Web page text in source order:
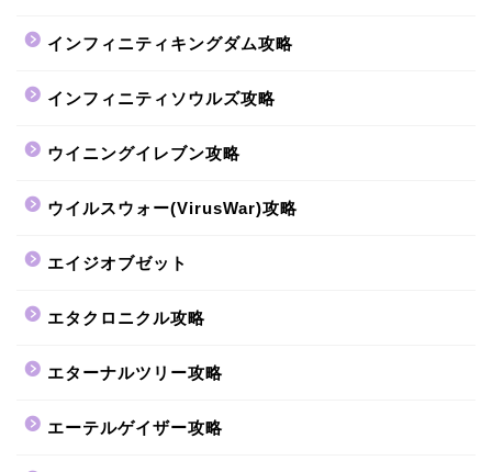
インフィニティキングダム攻略
インフィニティソウルズ攻略
ウイニングイレブン攻略
ウイルスウォー(VirusWar)攻略
エイジオブゼット
エタクロニクル攻略
エターナルツリー攻略
エーテルゲイザー攻略